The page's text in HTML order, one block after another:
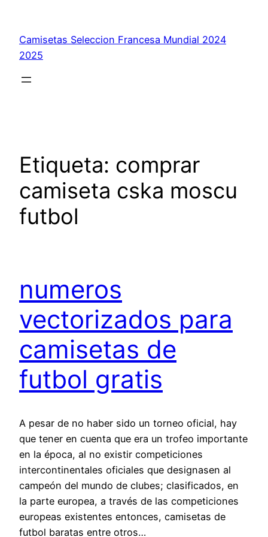
contenido
Camisetas Seleccion Francesa Mundial 2024
2025
Etiqueta: comprar
camiseta cska moscu
futbol
numeros
vectorizados para
camisetas de
futbol gratis
A pesar de no haber sido un torneo oficial, hay
que tener en cuenta que era un trofeo importante
en la época, al no existir competiciones
intercontinentales oficiales que designasen al
campeón del mundo de clubes; clasificados, en
la parte europea, a través de las competiciones
europeas existentes entonces, camisetas de
futbol baratas entre otros…